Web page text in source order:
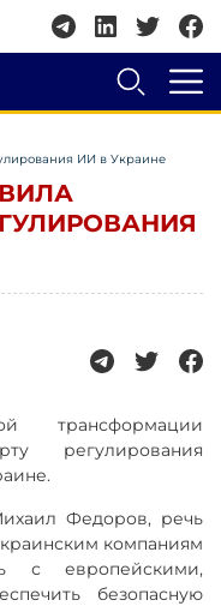
ИИ в Украине
трансформации
регулирования
Федоров, речь
компаниям
с европейскими,
безопасную